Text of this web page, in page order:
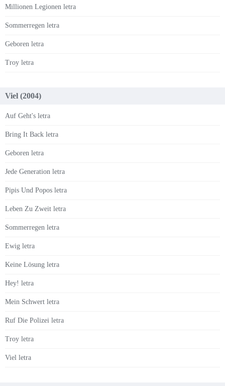
Millionen Legionen letra
Sommerregen letra
Geboren letra
Troy letra
Viel (2004)
Auf Geht's letra
Bring It Back letra
Geboren letra
Jede Generation letra
Pipis Und Popos letra
Leben Zu Zweit letra
Sommerregen letra
Ewig letra
Keine Lösung letra
Hey! letra
Mein Schwert letra
Ruf Die Polizei letra
Troy letra
Viel letra